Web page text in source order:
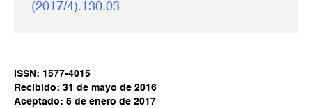
(2017/4).130.03
ISSN: 1577-4015
Recibido: 31 de mayo de 2016
Aceptado: 5 de enero de 2017